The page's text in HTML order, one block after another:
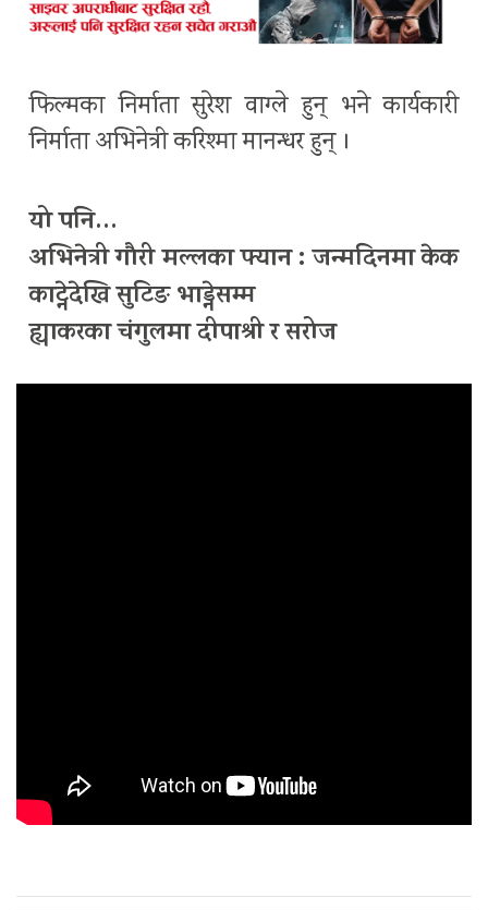
फिल्मका निर्माता सुरेश वाग्ले हुन् भने कार्यकारी
निर्माता अभिनेत्री करिश्मा मानन्धर हुन् ।
यो पनि…
अभिनेत्री गौरी मल्लका फ्यान : जन्मदिनमा केक
काट्नेदेखि सुटिङ भाड्नेसम्म
ह्याकरका चंगुलमा दीपाश्री र सरोज